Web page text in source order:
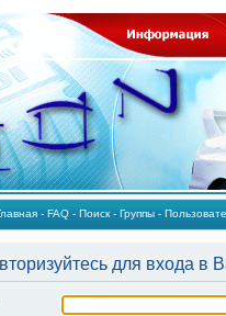
- FAQ - Поиск - Группы -
для входа в